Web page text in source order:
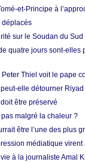
et-Principe à
déplacés
sur le Soudan du Sud
quatre jours sont-
Thiel voit le pape
elle détourner
être préservé
malgré la chaleur ?
être l’une des plus
médiatique
à la journaliste Amal